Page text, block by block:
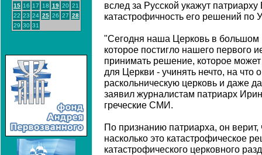
15 16 17 18 19 20 21
22 23 24 25 26 27 28
29 30 31
вслед за Русской укажут
катастрофичность его решений по
"Сегодня наша Церковь в большом
которое постигло нашего первого
принимать решение, которое может
для Церкви - учинять нечто, на что
раскольническую церковь и даже
заявил журналистам патриарх
греческие СМИ.
По признанию патриарха, он верит,
насколько это катастрофическое
катастрофического церковного